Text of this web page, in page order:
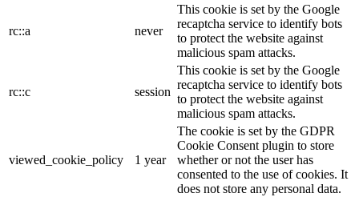
rc::a never
This cookie is set by the Google
recaptcha service to identify bots
to protect the website against
malicious spam attacks.
rc::c session
This cookie is set by the Google
recaptcha service to identify bots
to protect the website against
malicious spam attacks.
viewed_cookie_policy 1 year
The cookie is set by the GDPR
Cookie Consent plugin to store
whether or not the user has
consented to the use of cookies. It
does not store any personal data.